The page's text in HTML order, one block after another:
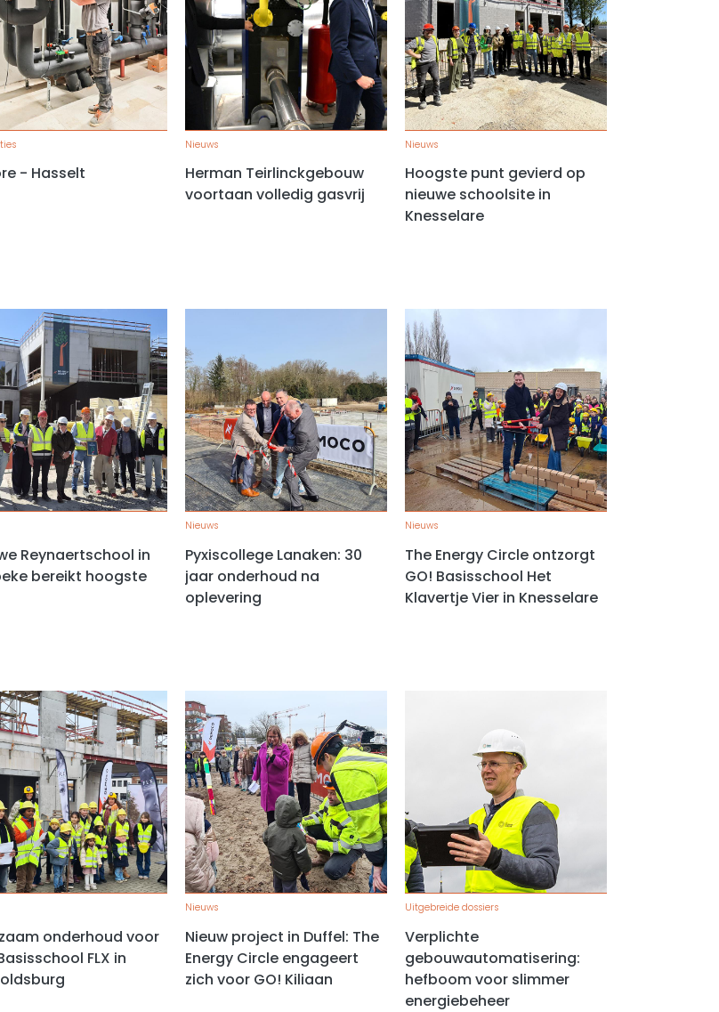
- Hasselt
Nieuws
Herman Teirlinckgebouw
voortaan volledig gasvrij
Nieuws
Hoogste punt gevierd op
nieuwe schoolsite in
Knesselare
Reynaertschool in
bereikt hoogste
Nieuws
Pyxiscollege Lanaken: 30
jaar onderhoud na
oplevering
Nieuws
The Energy Circle ontzorgt
GO! Basisschool Het
Klavertje Vier in Knesselare
onderhoud voor
FLX in
Nieuws
Nieuw project in Duffel: The
Energy Circle engageert
zich voor GO! Kiliaan
Uitgebreide dossiers
Verplichte
gebouwautomatisering:
hefboom voor slimmer
energiebeheer